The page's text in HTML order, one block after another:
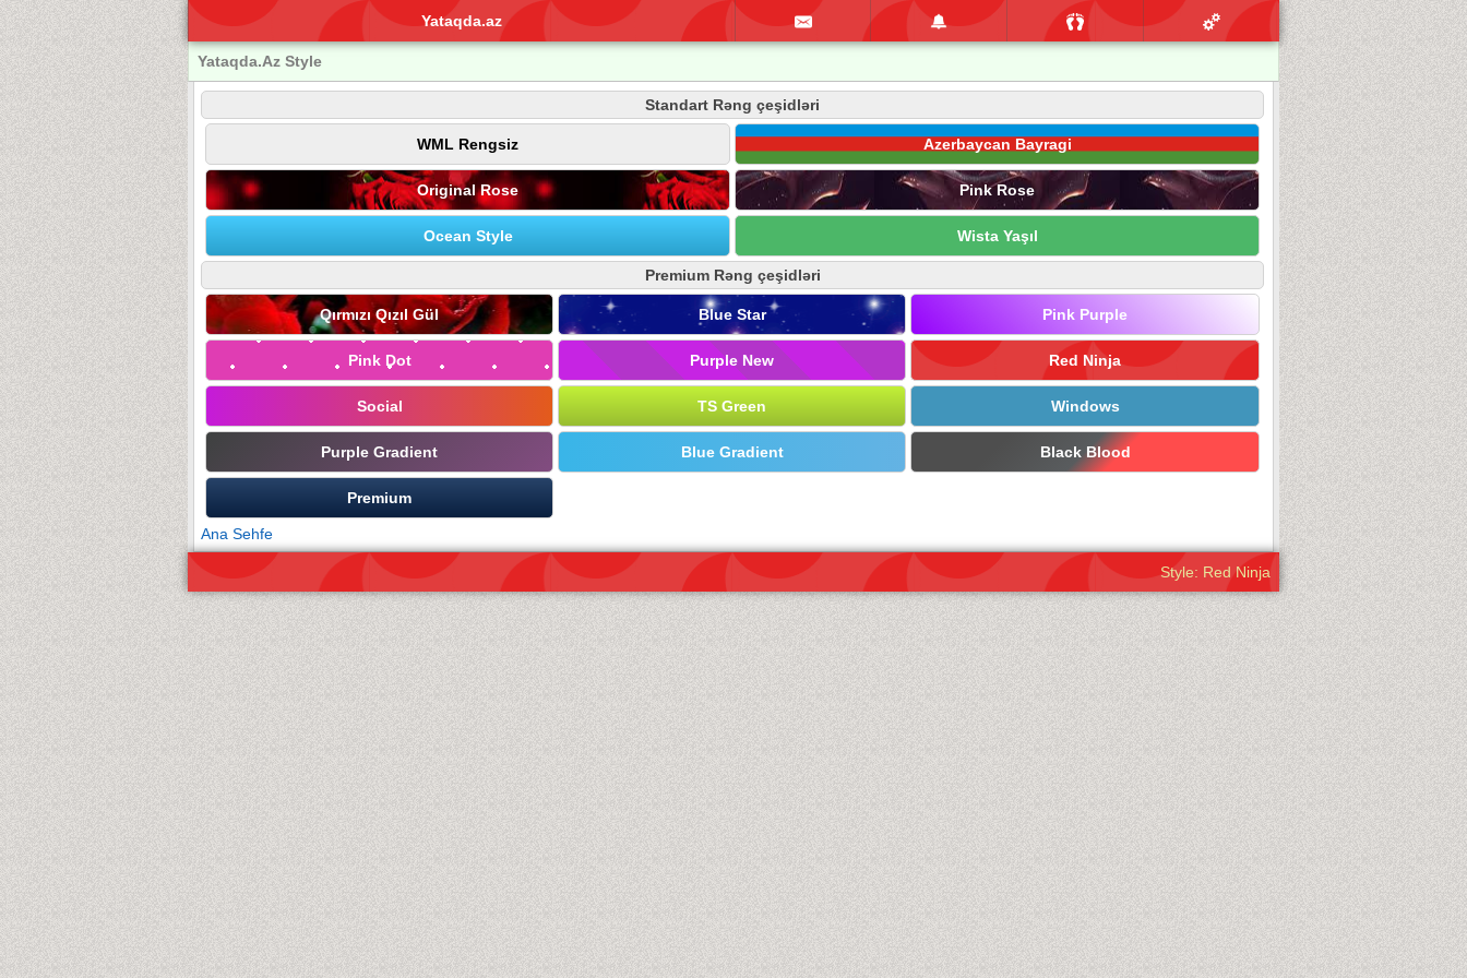
Yataqda.az
Yataqda.Az Style
Standart Rəng çeşidləri
WML Rengsiz Azerbaycan Bayragi
Original Rose Pink Rose
Ocean Style Wista Yaşıl
Premium Rəng çeşidləri
Qırmızı Qızıl Gül Blue Star Pink Purple
Pink Dot Purple New Red Ninja
Social TS Green Windows
Purple Gradient Blue Gradient Black Blood
Premium
Ana Sehfe
Style: Red Ninja